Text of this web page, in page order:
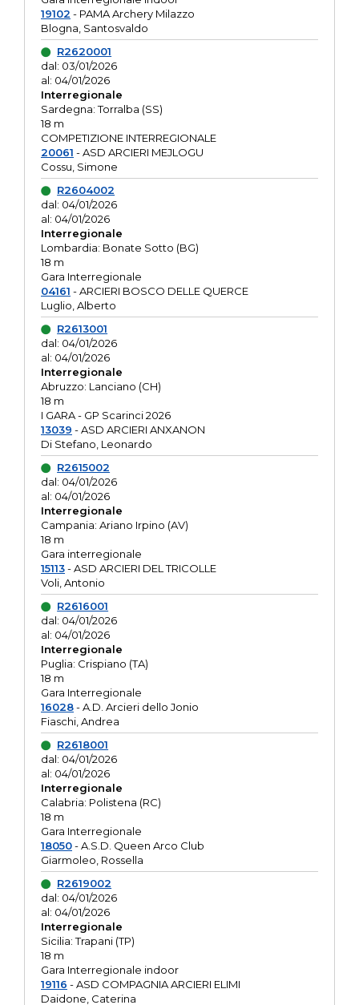
19102 - PAMA Archery Milazzo
Blogna, Santosvaldo
R2620001
dal: 03/01/2026
al: 04/01/2026
Interregionale
Sardegna: Torralba (SS)
18 m
COMPETIZIONE INTERREGIONALE
20061 - ASD ARCIERI MEJLOGU
Cossu, Simone
R2604002
dal: 04/01/2026
al: 04/01/2026
Interregionale
Lombardia: Bonate Sotto (BG)
18 m
Gara Interregionale
04161 - ARCIERI BOSCO DELLE QUERCE
Luglio, Alberto
R2613001
dal: 04/01/2026
al: 04/01/2026
Interregionale
Abruzzo: Lanciano (CH)
18 m
I GARA - GP Scarinci 2026
13039 - ASD ARCIERI ANXANON
Di Stefano, Leonardo
R2615002
dal: 04/01/2026
al: 04/01/2026
Interregionale
Campania: Ariano Irpino (AV)
18 m
Gara interregionale
15113- ASD ARCIERI DEL TRICOLLE
Voli, Antonio
R2616001
dal: 04/01/2026
al: 04/01/2026
Interregionale
Puglia: Crispiano (TA)
18 m
Gara Interregionale
16028- A.D. Arcieri dello Jonio
Fiaschi, Andrea
R2618001
dal: 04/01/2026
al: 04/01/2026
Interregionale
Calabria: Polistena (RC)
18 m
Gara Interregionale
18050- A.S.D. Queen Arco Club
Giarmoleo, Rossella
R2619002
dal: 04/01/2026
al: 04/01/2026
Interregionale
Sicilia: Trapani (TP)
18 m
Gara Interregionale indoor
19116 - ASD COMPAGNIA ARCIERI ELIMI
Daidone, Caterina